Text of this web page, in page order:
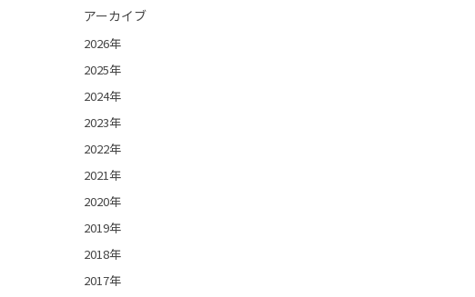
アーカイブ
2026年
2025年
2024年
2023年
2022年
2021年
2020年
2019年
2018年
2017年